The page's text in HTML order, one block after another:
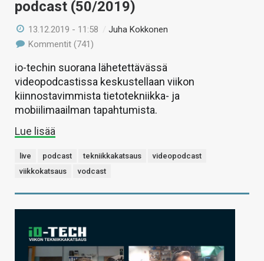
podcast (50/2019)
13.12.2019 - 11:58 /Juha Kokkonen
Kommentit (741)
io-techin suorana lähetettävässä
videopodcastissa keskustellaan viikon
kiinnostavimmista tietotekniikka- ja
mobiilimaailman tapahtumista.
Lue lisää
live podcast tekniikkakatsaus
videopodcast
viikkokatsaus
vodcast